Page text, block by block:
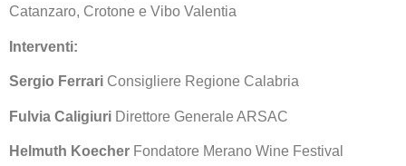
Catanzaro, Crotone e Vibo Valentia
Interventi:
Sergio Ferrari Consigliere Regione Calabria
Fulvia Caligiuri Direttore Generale ARSAC
Helmuth Koecher Fondatore Merano Wine Festival